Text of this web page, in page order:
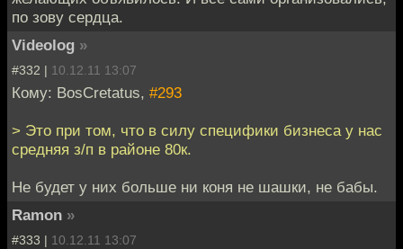
по зову сердца.
Videolog »
#332 | 10.12.11 13:07
Кому: BosCretatus, #293
> Это при том, что в силу специфики бизнеса у нас
средняя з/п в районе 80к.
Не будет у них больше ни коня не шашки, не бабы.
Ramon »
#333 | 10.12.11 13:07